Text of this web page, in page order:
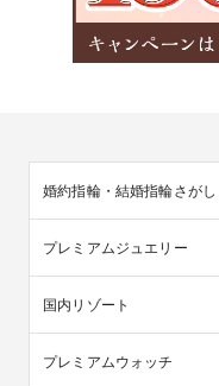
婚約指輪・結婚指輪さがし
プレミアムジュエリー
国内リゾート
プレミアムウォッチ